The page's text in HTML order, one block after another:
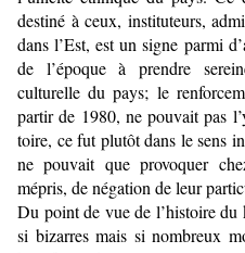
destiné à ceux, institu­teurs,
dans l’Est, est un signe parmi
de l’époque à prendre
culturelle du pays; le
partir de 1980, ne pouvait pas
toire, ce fut plutôt dans le sens
ne pouvait que provoquer
mépris, de négation de leur
Du point de vue de l’histoire du
si bizarres mais si nombreux